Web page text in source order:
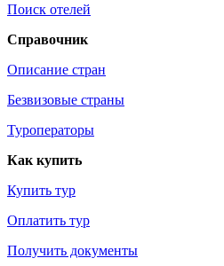
Поиск отелей
Справочник
Описание стран
Безвизовые страны
Туроператоры
Как купить
Купить тур
Оплатить тур
Получить документы